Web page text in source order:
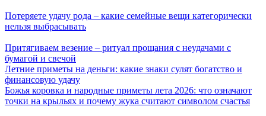
Потеряете удачу рода – какие семейные вещи категорически
нельзя выбрасывать
Притягиваем везение – ритуал прощания с неудачами с
бумагой и свечой
Летние приметы на деньги: какие знаки сулят богатство и
финансовую удачу
Божья коровка и народные приметы лета 2026: что означают
точки на крыльях и почему жука считают символом счастья